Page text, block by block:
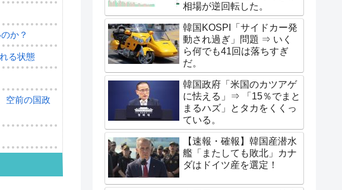
か？
る状態
空前の国政
良くない。
相場が逆回転した。
韓国KOSPI「サイドカー発
動され過ぎ」問題 ⇒ いく
ら何でも41回は落ちすぎ
だ。
韓国政府「米国のカツアゲ
に怯える」⇒ 「15％でまと
まるハズ」とタカをくくっ
ている。
【速報・確報】韓国産潜水
艦「またしても敗北」カナ
ダはドイツ産を選定！